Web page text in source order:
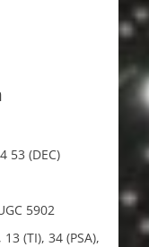
53 (DEC)
5902
13 (TI), 34 (PSA),